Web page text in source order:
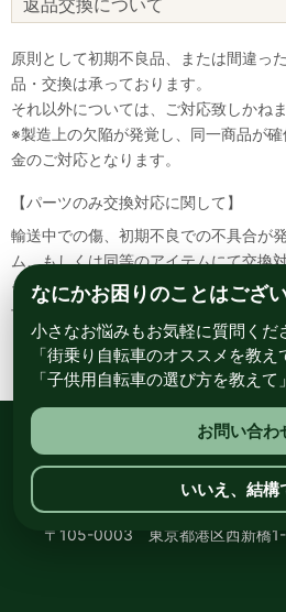
返品交換について
原則として初期不良品、または間違っ
品・交換は承っております。
それ以外については、ご対応致しかねま
※製造上の欠陥が発覚し、同一商品が
金のご対応となります。
【パーツのみ交換対応に関して】
輸送中での傷、初期不良での不具合が
ム、もしくは同等のアイテムにて交換
その場合該当部品を着払いにて返送し
予めご了承ください。
総合自転車専門店 サイクル
〒105-0003 東京都港区西新橋1-
なにかお困りのことはござ
小さなお悩みもお気軽に質問くだ
「街乗り自転車のオススメを教え
「子供用自転車の選び方を教えて
お問い合わ
いいえ、結構